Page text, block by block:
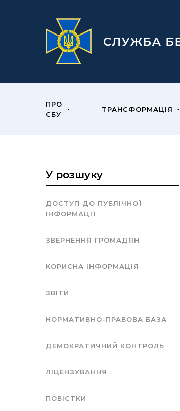
ПРО
СБУ
ТРАНСФОРМАЦІЯ
У розшуку
ДОСТУП ДО ПУБЛІЧНОЇ
ІНФОРМАЦІЇ
ЗВЕРНЕННЯ ГРОМАДЯН
КОРИСНА ІНФОРМАЦІЯ
ЗВІТИ
НОРМАТИВНО-ПРАВОВА БАЗА
ДЕМОКРАТИЧНИЙ КОНТРОЛЬ
ЛІЦЕНЗУВАННЯ
ПОВІСТКИ